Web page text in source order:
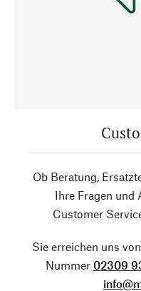
Ob Beratung,
Ihre Fragen und
Customer
Sie erreichen uns
Nummer 02309